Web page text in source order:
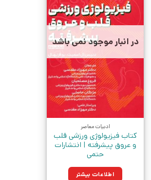
در انبار موجود نمی باشد
ادبیات معاصر
کتاب فیزیولوژی ورزشی قلب
و عروق پیشرفته | انتشارات
حتمی
اطلاعات بیشتر